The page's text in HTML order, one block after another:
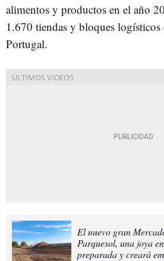
alimentos y productos en el año
1.670 tiendas y bloques logísticos
Portugal.
El nuevo gran
Parquesol, una joya
preparada y creará